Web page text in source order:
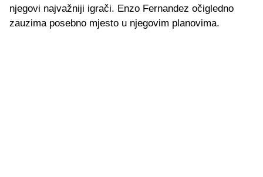
njegovi najvažniji igrači. Enzo Fernandez očigledno
zauzima posebno mjesto u njegovim planovima.